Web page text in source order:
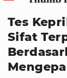
Tes
Sifat